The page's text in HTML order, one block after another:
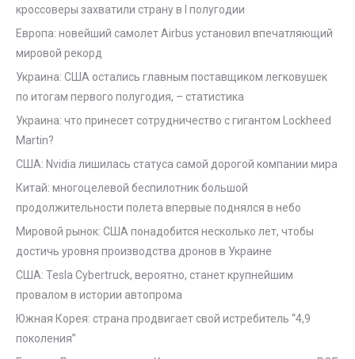
кроссоверы захватили страну в I полугодии
Европа: новейший самолет Airbus установил впечатляющий
мировой рекорд
Украина: США остались главным поставщиком легковушек
по итогам первого полугодия, – статистика
Украина: что принесет сотрудничество с гигантом Lockheed
Martin?
США: Nvidia лишилась статуса самой дорогой компании мира
Китай: многоцелевой беспилотник большой
продолжительности полета впервые поднялся в небо
Мировой рынок: США понадобится несколько лет, чтобы
достичь уровня производства дронов в Украине
США: Tesla Cybertruck, вероятно, станет крупнейшим
провалом в истории автопрома
Южная Корея: страна продвигает свой истребитель “4,9
поколения”